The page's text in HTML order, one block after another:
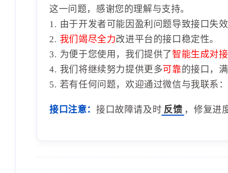
这一问题，感谢您的理解与支持。
1. 由于开发者可能因盈利问题导致接口失效
2. 我们竭尽全力改进平台的接口稳定性。
3. 为便于您使用，我们提供了智能生成对
4. 我们将继续努力提供更多可靠的接口，
5. 若有任何问题，欢迎通过微信与我联系
接口注意： 接口故障请及时 反馈 ，修复进